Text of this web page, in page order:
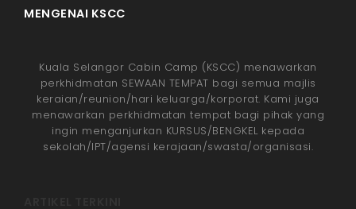
MENGENAI KSCC
Kuala Selangor Cabin Camp (KSCC) menawarkan
perkhidmatan SEWAAN TEMPAT bagi semua majlis
keraian/reunion/hari keluarga/korporat. Kami juga
menawarkan perkhidmatan tempat bagi pihak yang
ingin menganjurkan KURSUS/BENGKEL kepada
sekolah/IPT/agensi kerajaan/swasta/organisasi.